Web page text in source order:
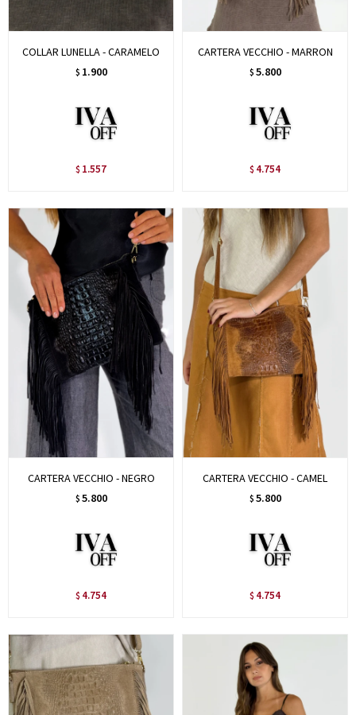
COLLAR LUNELLA - CARAMELO
$ 1.900
$ 1.557
CARTERA VECCHIO - MARRON
$ 5.800
$ 4.754
CARTERA VECCHIO - NEGRO
$ 5.800
$ 4.754
CARTERA VECCHIO - CAMEL
$ 5.800
$ 4.754